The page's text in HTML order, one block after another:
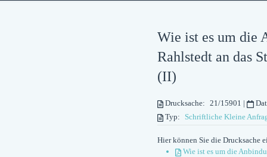
Wie ist es um die
Rahlstedt an das
(II)
Drucksache: 21/15901 |
Typ:
Schriftliche Kleine
Hier können Sie die Drucksache
Wie ist es um die